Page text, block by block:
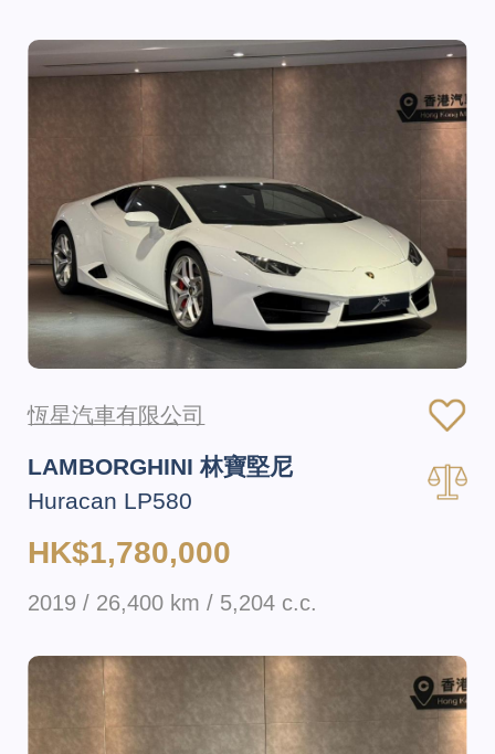
恆星汽車有限公司
LAMBORGHINI 林寶堅尼
Huracan LP580
HK$1,780,000
2019 / 26,400 km / 5,204 c.c.